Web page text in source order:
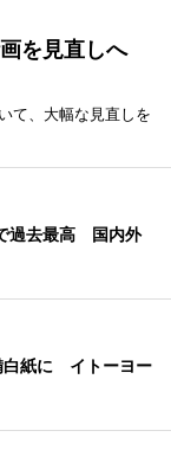
を見直しへ
て、大幅な見直しを
過去最高 国内外
白紙に イトーヨー